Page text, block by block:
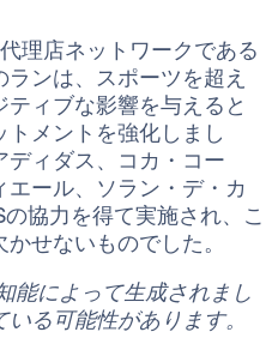
理店ネットワークである
ンは、スポーツを超え
ィブな影響を与えると
メントを強化しまし
ディダス、コカ・コー
ール、ソラン・デ・カ
協力を得て実施され、こ
せないものでした。
能によって生成されまし
る可能性があります。